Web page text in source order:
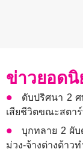
ข่าวยอด
ดับปริศนา 2 ศ
เสียชีวิตขณะสตา
บุกทลาย 2 ผับ
ม่วง-จ้างต่างด้าว